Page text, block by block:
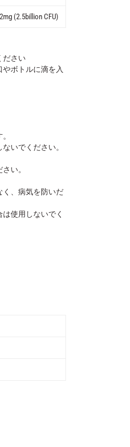
(2.5billion CFU)
ださい
ボトルに滴を入
いでください。
い。
、病気を防いだ
使用しないでく